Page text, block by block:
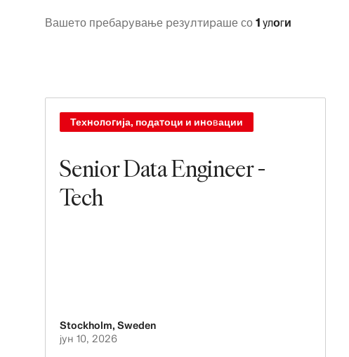
Вашето пребарување резултираше со 1 улоги
Senior Data Engineer -
Tech
Технологија, податоци и иновации
Stockholm, Sweden
јун 10, 2026